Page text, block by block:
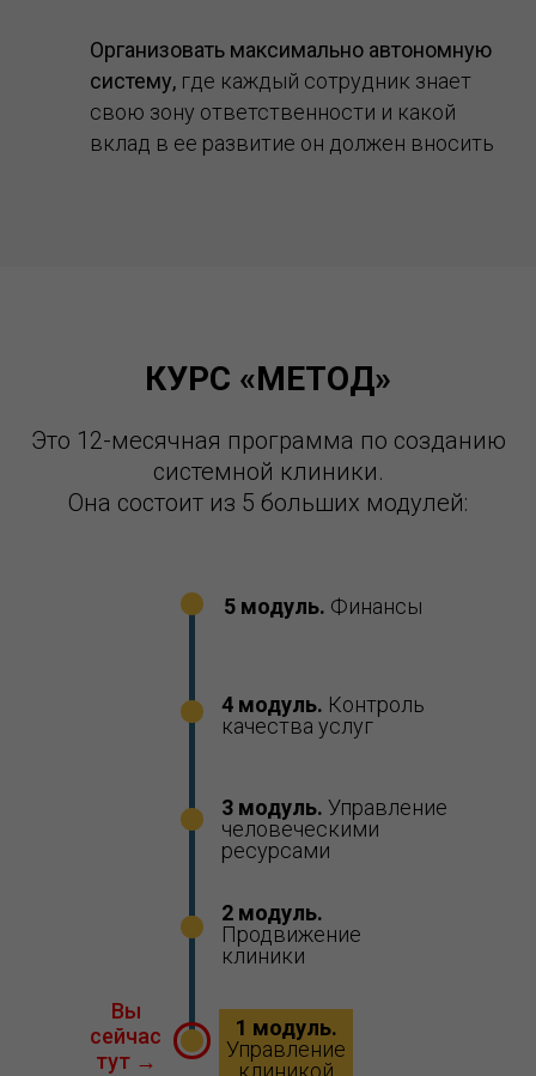
Организовать максимально автономную
систему, где каждый сотрудник знает
свою зону ответственности и какой
вклад в ее развитие он должен вносить
КУРС «МЕТОД»
Это 12-месячная программа по созданию
системной клиники.
Она состоит из 5 больших модулей:
5 модуль. Финансы
4 модуль. Контроль
качества услуг
3 модуль. Управление
человеческими
ресурсами
2 модуль.
Продвижение
клиники
1 модуль.
Управление
клиникой
Вы
сейчас
тут →